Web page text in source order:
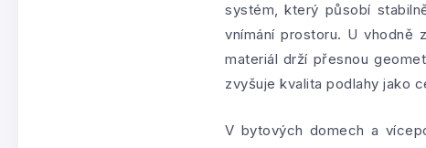
systém, který působí
vnímání prostoru. U vhodně
materiál drží přesnou
zvyšuje kvalita podlahy jako
V bytových domech a